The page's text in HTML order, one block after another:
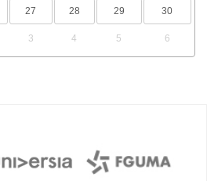
27 28 29 30
3 4 5 6